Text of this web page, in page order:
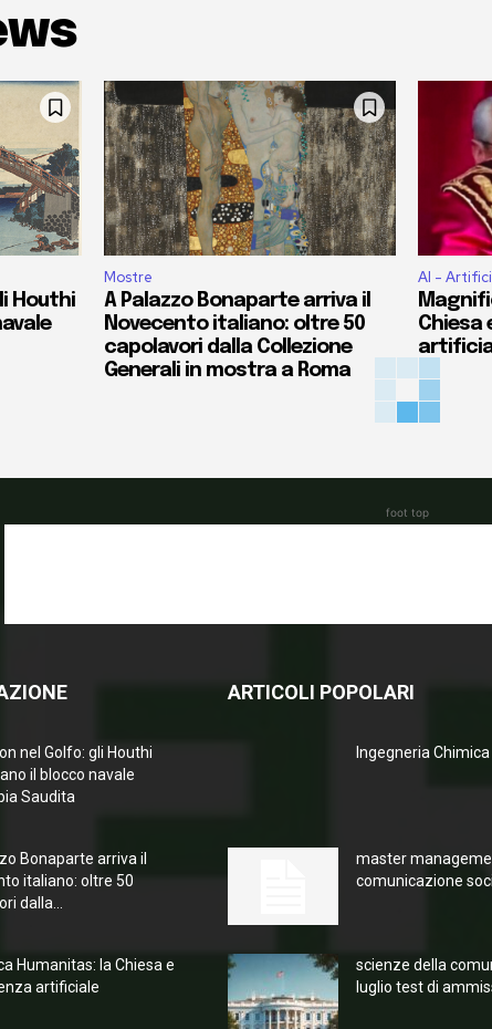
Houthi
Mostre
A Palazzo Bonaparte arriva il
Novecento italiano: oltre 50
capolavori dalla Collezione
Generali in mostra a Roma
AI -
Chiesa
foot top
nel Golfo: gli Houthi
il blocco navale
Saudita
Bonaparte arriva il
italiano: oltre 50
dalla...
Humanitas: la Chiesa e
artificiale
ARTICOLI POPOLARI
Ingegneria Chimica
master
comunicazione
scienze della
luglio test di